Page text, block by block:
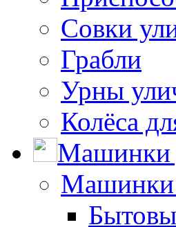
Совки
Грабли
Урны
Колёса
Машинки
Машинки